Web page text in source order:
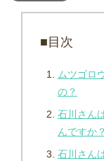
■目次
ムツゴロ
の？
石川さん
んですか？
石川さん